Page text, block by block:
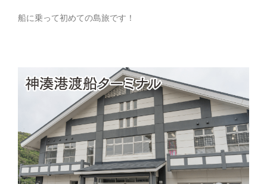
船に乗って初めての島旅です！